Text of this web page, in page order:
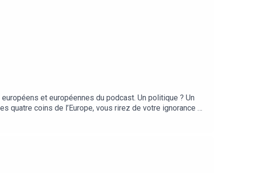
et européennes du podcast. Un politique ? Un
quatre coins de l’Europe, vous rirez de votre ignorance et